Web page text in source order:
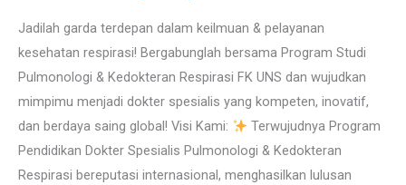
Jadilah garda terdepan dalam keilmuan & pelayanan
kesehatan respirasi! Bergabunglah bersama Program Studi
Pulmonologi & Kedokteran Respirasi FK UNS dan wujudkan
mimpimu menjadi dokter spesialis yang kompeten, inovatif,
dan berdaya saing global! Visi Kami:
Terwujudnya Program
Pendidikan Dokter Spesialis Pulmonologi & Kedokteran
Respirasi bereputasi internasional, menghasilkan lulusan